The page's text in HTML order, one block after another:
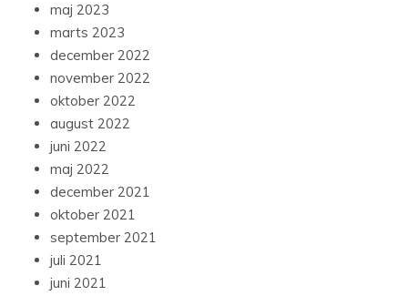
maj 2023
marts 2023
december 2022
november 2022
oktober 2022
august 2022
juni 2022
maj 2022
december 2021
oktober 2021
september 2021
juli 2021
juni 2021